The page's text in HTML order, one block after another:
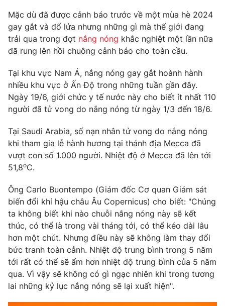
Phim VTV
Hậu trường
Nhân vật
Khán giả
Giải sao mai
Giải trí
Điện ảnh
Sao
Đời sống
Du lịch
Làm đẹp
Chất lượng cuộc sống
Giáo dục
Tuyển sinh
Công nghệ
Hitech Công nghệ tương lai
Sản phẩm
Thị trường
Tư vấn
Giao lưu trực tuyến
Lịch phát sóng
Chuyên mục khác
Emagazine Podcast
Photo Infographic
Video Shorts video
Mặc dù đã được cảnh báo trước về một mùa hè 2024
gay gắt và đổ lửa nhưng những gì mà thế giới đang
trải qua trong đợt nắng nóng khắc nghiệt một lần nữa
đã rung lên hồi chuông cảnh báo cho toàn cầu.
Tại khu vực Nam Á, nắng nóng gay gắt hoành hành
nhiều khu vực ở Ấn Độ trong những tuần gần đây.
Ngày 19/6, giới chức y tế nước này cho biết ít nhất 110
người đã tử vong do nắng nóng từ ngày 1/3 đến 18/6.
Tại Saudi Arabia, số nạn nhân tử vong do nắng nóng
khi tham gia lễ hành hương tại thánh địa Mecca đã
vượt con số 1.000 người. Nhiệt độ ở Mecca đã lên tới
51,8oC.
Ông Carlo Buontempo (Giám đốc Cơ quan Giám sát
biến đổi khí hậu châu Âu Copernicus) cho biết: "Chúng
ta không biết khi nào chuỗi nắng nóng này sẽ kết
thúc, có thể là trong vài tháng tới, có thể kéo dài lâu
hơn một chút. Nhưng điều này sẽ không làm thay đổi
bức tranh toàn cảnh. Nhiệt độ trung bình trong 5 năm
tới rất có thể sẽ ấm hơn nhiệt độ trung bình của 5 năm
qua. Vì vậy sẽ không có gì ngạc nhiên khi trong tương
lai những kỷ lục nắng nóng sẽ lại xuất hiện".